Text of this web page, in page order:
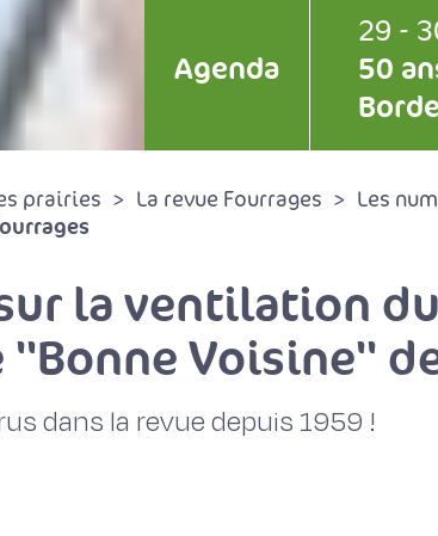
Agenda
29 -
50
prairies La revue Fourrages Les
la ventilation
Voisine''
dans la revue depuis 1959 !